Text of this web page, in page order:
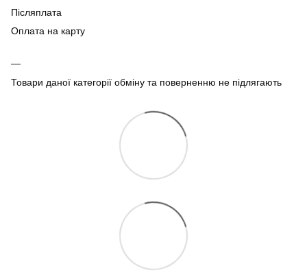
Післяплата
Оплата на карту
Товари даної категорії обміну та поверненню не підлягають